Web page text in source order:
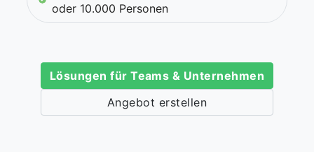
oder 10.000 Personen
Lösungen für Teams & Unternehmen
Angebot erstellen